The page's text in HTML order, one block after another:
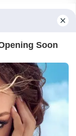
đầu thai xuống Trái
trang blog của tôi sẽ
sẻ cảm nhận và trải
mình của hành